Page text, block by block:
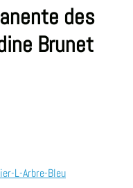
des
Brunet
L-Arbre-Bleu